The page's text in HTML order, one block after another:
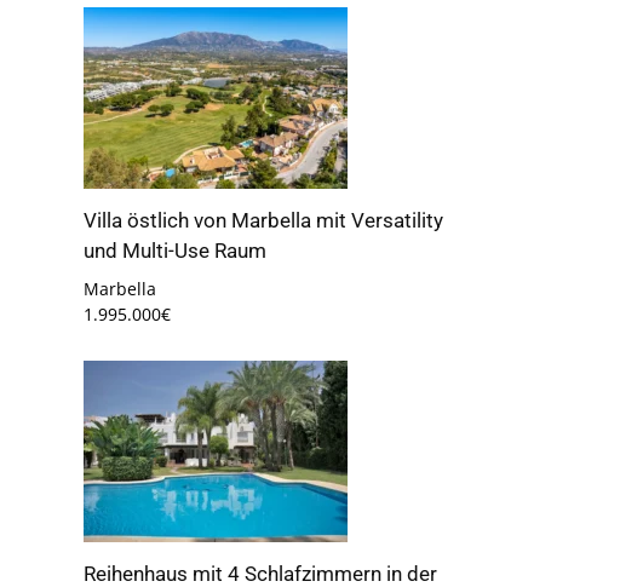
Villa östlich von Marbella mit Versatility
und Multi-Use Raum
Marbella
1.995.000€
Reihenhaus mit 4 Schlafzimmern in der